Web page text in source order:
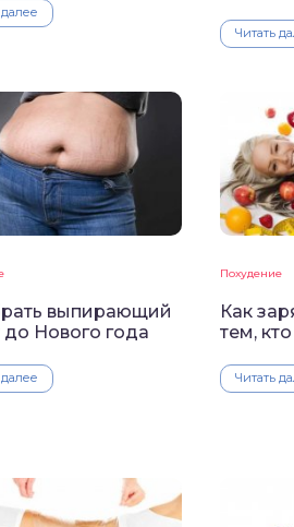
Читать
выпирающий
Нового года
Похудение
Как
тем,
Читать